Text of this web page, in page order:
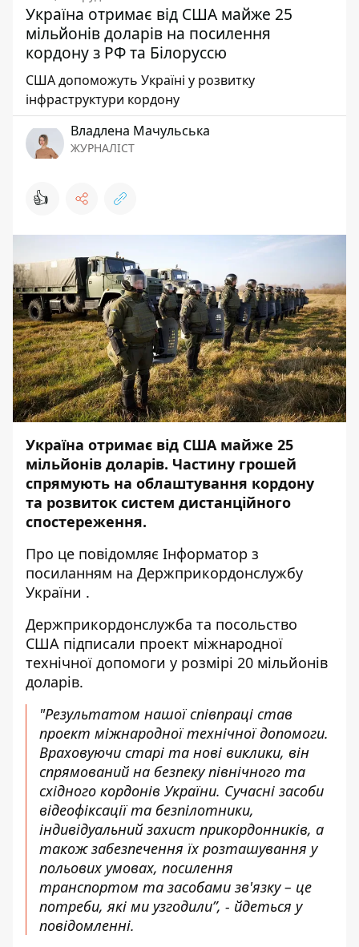
Україна отримає від США майже 25
мільйонів доларів на посилення
кордону з РФ та Білоруссю
США допоможуть Україні у розвитку
інфраструктури кордону
Владлена Мачульська
ЖУРНАЛІСТ
👍
Україна отримає від США майже 25
мільйонів доларів. Частину грошей
спрямують на облаштування кордону
та розвиток систем дистанційного
спостереження.
Про це повідомляє Інформатор з
посиланням на Держприкордонслужбу
України .
Держприкордонслужба та посольство
США підписали проект міжнародної
технічної допомоги у розмірі 20 мільйонів
доларів.
"Результатом нашої співпраці став
проект міжнародної технічної допомоги.
Враховуючи старі та нові виклики, він
спрямований на безпеку північного та
східного кордонів України. Сучасні засоби
відеофіксації та безпілотники,
індивідуальний захист прикордонників, а
також забезпечення їх розташування у
польових умовах, посилення
транспортом та засобами зв'язку – це
потреби, які ми узгодили”, - йдеться у
повідомленні.